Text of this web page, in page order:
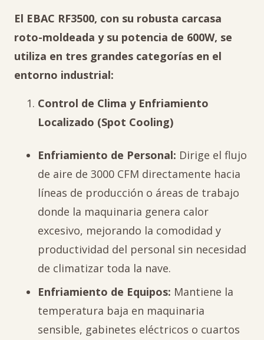
El EBAC RF3500, con su robusta carcasa
roto-moldeada y su potencia de 600W, se
utiliza en tres grandes categorías en el
entorno industrial:
Control de Clima y Enfriamiento
Localizado (Spot Cooling)
Enfriamiento de Personal: Dirige el flujo
de aire de 3000 CFM directamente hacia
líneas de producción o áreas de trabajo
donde la maquinaria genera calor
excesivo, mejorando la comodidad y
productividad del personal sin necesidad
de climatizar toda la nave.
Enfriamiento de Equipos: Mantiene la
temperatura baja en maquinaria
sensible, gabinetes eléctricos o cuartos